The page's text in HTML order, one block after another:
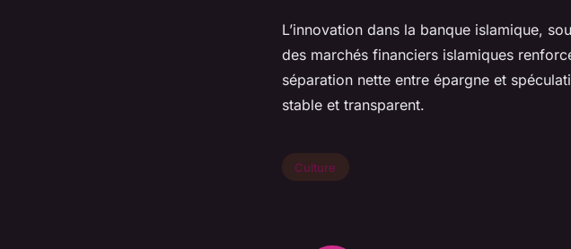
L’innovation dans la banque islamique,
des marchés financiers islamiques
séparation nette entre épargne et
stable et transparent.
Culture